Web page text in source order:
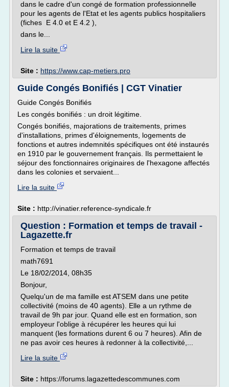
dans le cadre d'un congé de formation professionnelle
pour les agents de l'Etat et les agents publics hospitaliers
(fiches E 4.0 et E 4.2 ),
dans le...
Lire la suite
Site : https://www.cap-metiers.pro
Guide Congés Bonifiés | CGT Vinatier
Guide Congés Bonifiés
Les congés bonifiés : un droit légitime.
Congés bonifiés, majorations de traitements, primes
d'installations, primes d'éloignements, logements de
fonctions et autres indemnités spécifiques ont été instaurés
en 1910 par le gouvernement français. Ils permettaient le
séjour des fonctionnaires originaires de l'hexagone affectés
dans les colonies et servaient...
Lire la suite
Site : http://vinatier.reference-syndicale.fr
Question : Formation et temps de travail -
Lagazette.fr
Formation et temps de travail
math7691
Le 18/02/2014, 08h35
Bonjour,
Quelqu'un de ma famille est ATSEM dans une petite
collectivité (moins de 40 agents). Elle a un rythme de
travail de 9h par jour. Quand elle est en formation, son
employeur l'oblige à récupérer les heures qui lui
manquent (les formations durent 6 ou 7 heures). Afin de
ne pas avoir ces heures à redonner à la collectivité,...
Lire la suite
Site : https://forums.lagazettedescommunes.com